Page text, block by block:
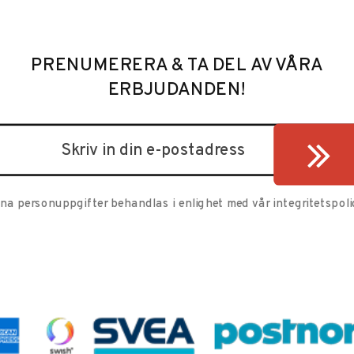
PRENUMERERA & TA DEL AV VÅRA
ERBJUDANDEN!
personuppgifter behandlas i enlighet med vår